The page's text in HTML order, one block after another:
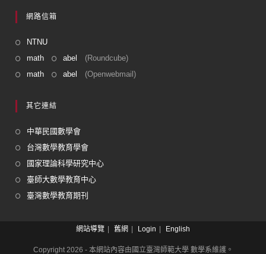
網路信箱
NTNU
math
abel
(Roundcube)
math
abel (Openwebmail)
其它連結
中華民國數學會
台灣數學教育學會
國家理論科學研究中心
臺師大數學教育中心
臺灣數學教育期刊
網站導覽 舊網 Login English
Copyright 2026 - 本網站內容由國立臺灣師範大學 數學系維護。